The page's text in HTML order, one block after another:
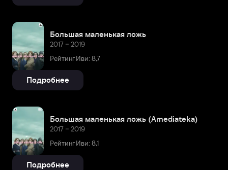
Большая маленькая ложь
2017 – 2019
Рейтинг Иви: 8,7
Подробнее
Большая маленькая ложь (Amediateka)
2017 – 2019
Рейтинг Иви: 8,1
Подробнее